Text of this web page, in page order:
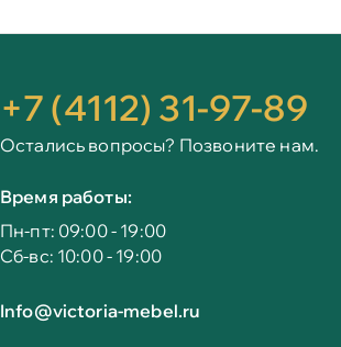
+7 (4112) 31-97-89
Остались вопросы? Позвоните нам.
Время работы:
Пн-пт: 09:00 - 19:00
Сб-вс: 10:00 - 19:00
Info@victoria-mebel.ru